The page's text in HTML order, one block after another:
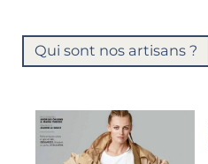
Qui sont nos artisans ?